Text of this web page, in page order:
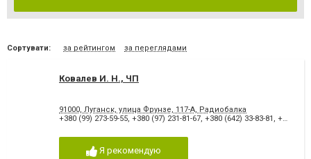
Сортувати: за рейтингом за переглядами
Ковалев И. Н., ЧП
91000, Луганск, улица Фрунзе, 117-А, Радиобалка
+380 (99) 273-59-55, +380 (97) 231-81-67, +380 (642) 33-83-81 , +380 (642) 58-65-36
Я рекомендую